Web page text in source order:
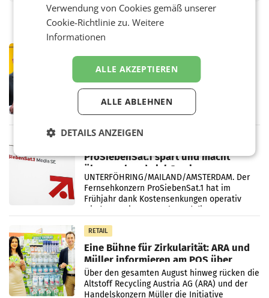
Österreichische Post: Umsatzplus im
ersten Halbjahr trotz schwachem
Briefgeschäft
WIEN Die Österreichische Post AG hat im
ersten Halbjahr 2026 einen Konzernumsatz
von 1.544,0 Mio. EUR erwirtschaftet, was
Vergleichszeitraum
ProSiebenSat.1 spart und macht
überraschend viel Gewinn
UNTERFÖHRING/MAILAND/AMSTERDAM. Der
Fernsehkonzern ProSiebenSat.1 hat im
Frühjahr dank Kostensenkungen operativ
wieder Gewinn gemacht und die
RETAIL
Eine Bühne für Zirkularität: ARA und
Müller informieren am POS über
Kreislauffähigkeit
Über den gesamten August hinweg rücken die
Altstoff Recycling Austria AG (ARA) und der
Handelskonzern Müller die Initiative
Verwendung von Cookies gemäß unserer
Cookie-Richtlinie zu.Weitere
Informationen
ALLE AKZEPTIEREN
ALLE ABLEHNEN
DETAILS ANZEIGEN